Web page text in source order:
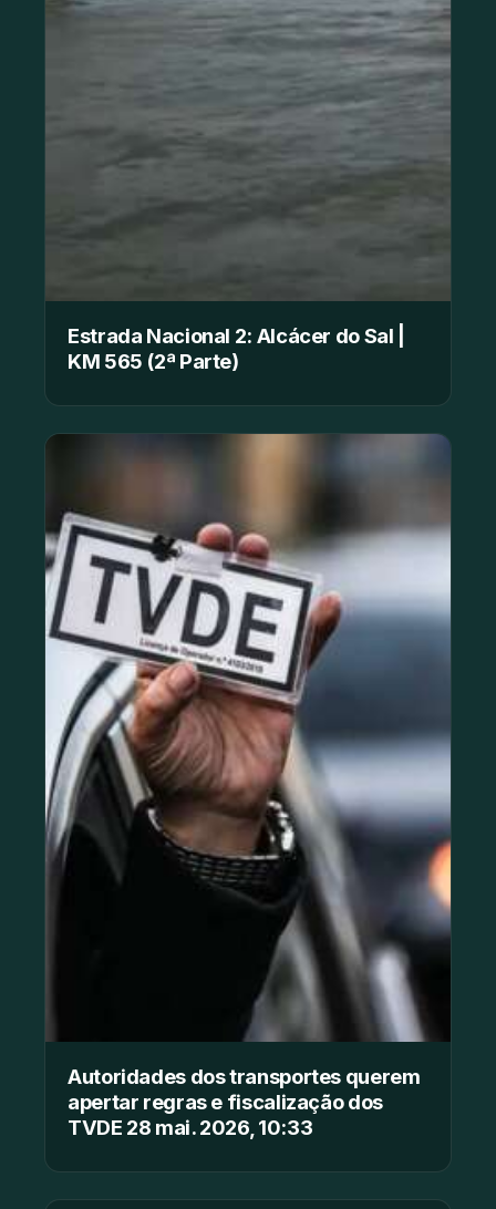
Estrada Nacional 2: Alcácer do Sal |
KM 565 (2ª Parte)
Autoridades dos transportes querem
apertar regras e fiscalização dos
TVDE 28 mai. 2026, 10:33